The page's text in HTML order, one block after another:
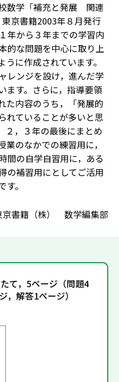
数学「補充と発展 関連
京書籍2003年８月発行
年から３年までの学習内
的な問題を中心に取り上
に作成されています。
レンジを設け，進んだ学
ます。さらに，指導要領
た内容のうち，「発展的
れていることが多いと思
２，３年の最後にまとめ
のなかでの練習用に，
間の自学自習用に，ある
の補習用にとしてご活用
。
京書籍（株） 数学編集部
て，5ページ（問題4
，解答1ページ）